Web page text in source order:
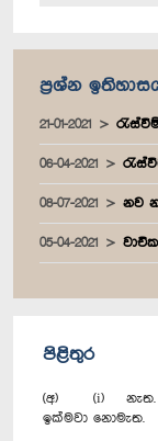
ප්‍රශ්න
21-01-2021
06-04-2021
08-07-2021 නව
05-04-2021
පිළිතුර
(අ) (i) නැත.
ඉක්මවා නොමැත.